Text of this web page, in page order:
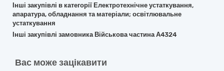
Інші закупівлі в категорії Електротехнічне устаткування,
апаратура, обладнання та матеріали; освітлювальне
устаткування
Інші закупівлі замовника Військова частина А4324
Вас може зацікавити